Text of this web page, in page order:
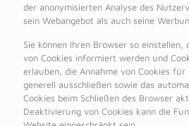
der anonymisierten Analyse des
sein Webangebot als auch seine
Sie können Ihren Browser so einstellen,
von Cookies informiert werden und
erlauben, die Annahme von Cookies
generell ausschließen sowie das
Cookies beim Schließen des Browser
Deaktivierung von Cookies kann die